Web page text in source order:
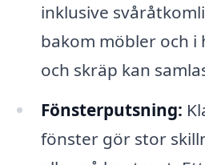
inklusive
bakom möbler och i
och skräp kan
Fönsterputsning:
fönster gör stor